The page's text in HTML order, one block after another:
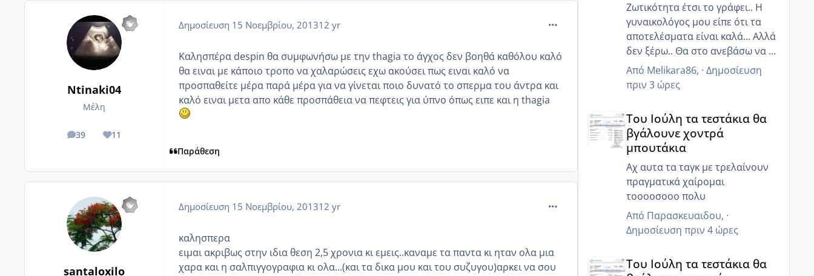
Ntinaki04
Μέλη
39
posts 11
Reputation
Δημοσίευση 15 Νοεμβρίου, 201312 yr comment_924453
Καλησπέρα despin θα συμφωνήσω με την thagia το άγχος δεν βοηθά καθόλου καλό
θα ειναι με κάποιο τροπο να χαλαρώσεις εχω ακούσει πως ειναι καλό να
προσπαθείτε μέρα παρά μέρα για να γίνεται ποιο δυνατό το σπερμα του άντρα και
καλό ειναι μετα απο κάθε προσπάθεια να πεφτεις για ύπνο όπως ειπε και η thagia
Παράθεση
santaloxilo
Δημοσίευση 15 Νοεμβρίου, 201312 yr comment_924458
καλησπερα
ειμαι ακριβως στην ιδια θεση 2,5 χρονια κι εμεις..καναμε τα παντα κι ηταν ολα μια
χαρα και η σαλπιγγογραφια κι ολα...(και τα δικα μου και του συζυγου)αρκει να σου
Ζωτικότητα έτσι το γράφει.. Η
γυναικολόγος μου είπε ότι τα
αποτελέσματα είναι καλά... Αλλά
δεν ξέρω.. Θα στο ανεβάσω να το
δεις κ εσύ
Από Melikara86, · Δημοσίευση
πριν 3 ώρες
Του Ιούλη τα τεστάκια θα
βγάλουνε χοντρά
μπουτάκια
Αχ αυτα τα ταγκ με τρελαίνουν
πραγματικά χαίρομαι
τοοοοσοοο πολυ
Από Παρασκευαιδου, ·
Δημοσίευση πριν 4 ώρες
Του Ιούλη τα τεστάκια θα